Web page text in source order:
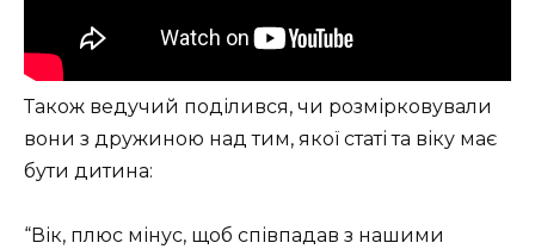
Також ведучий поділився, чи розмірковували
вони з дружиною над тим, якої статі та віку має
бути дитина:
“Вік, плюс мінус, щоб співпадав з нашими